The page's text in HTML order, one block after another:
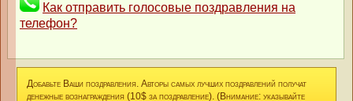
Как отправить голосовые поздравления на
телефон?
Добавьте Ваши поздравления. Авторы самых лучших поздравлений получат
денежные вознаграждения (10$ за поздравление). (Внимание: указывайте